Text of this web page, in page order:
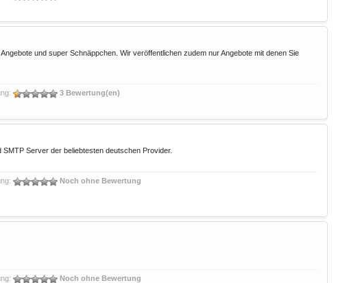
und super Schnäppchen. Wir veröffentlichen zudem nur Angebote mit denen Sie
3 Bewertung(en)
Server der beliebtesten deutschen Provider.
Noch ohne Bewertung
Noch ohne Bewertung